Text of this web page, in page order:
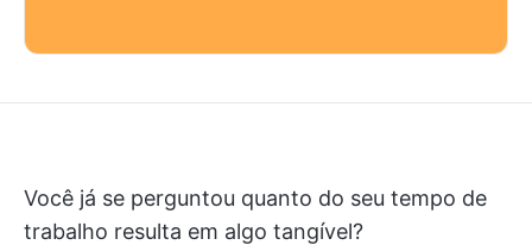
Você já se perguntou quanto do seu tempo de
trabalho resulta em algo tangível?